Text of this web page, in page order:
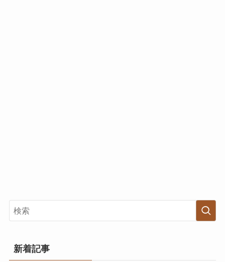
新着記事